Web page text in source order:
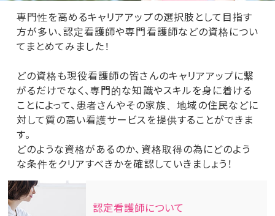
専門性を高めるキャリアアップの選択肢として目指す
方が多い、認定看護師や専門看護師などの資格につい
てまとめてみました！
どの資格も現役看護師の皆さんのキャリアアップに繋
がるだけでなく、専門的な知識やスキルを身に着ける
ことによって、患者さんやその家族、地域の住民などに
対して質の高い看護サービスを提供することができま
す。
どのような資格があるのか、資格取得の為にどのよう
な条件をクリアすべきかを確認していきましょう！
認定看護師について